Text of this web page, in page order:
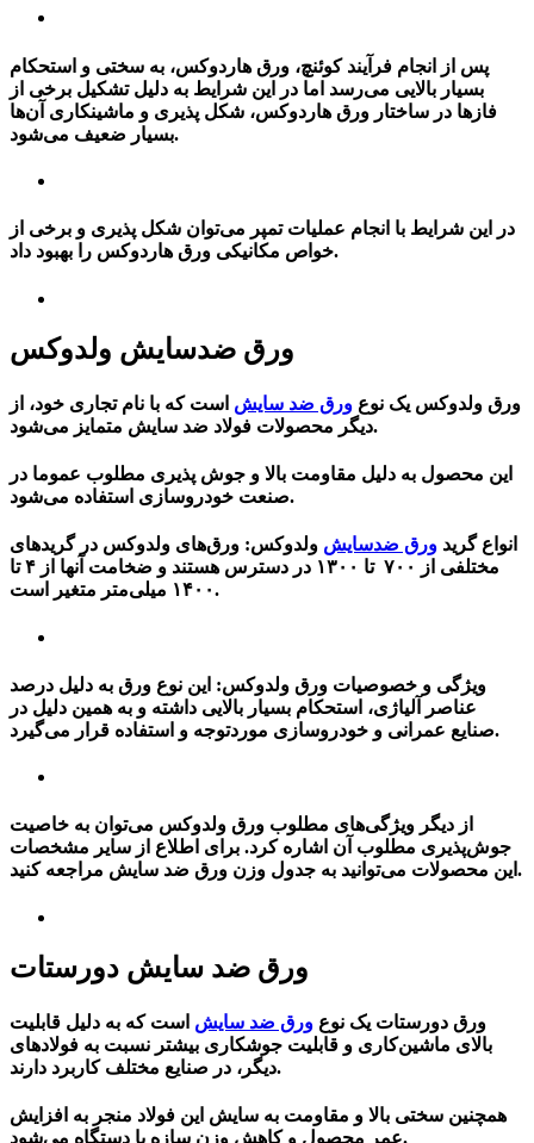
پس از انجام فرآیند کوئنچ، ورق هاردوکس، به سختی و استحکام
بسیار بالایی می‌رسد اما در این شرایط به دلیل تشکیل برخی از
فازها در ساختار ورق هاردوکس، شکل پذیری و ماشینکاری آن‌ها
بسیار ضعیف می‌شود.
در این شرایط با انجام عملیات تمپر می‌توان شکل پذیری و برخی از
خواص مکانیکی ورق هاردوکس را بهبود داد.
ورق ضدسایش ولدوکس
ورق ولدوکس یک نوع ورق ضد سایش است که با نام تجاری خود، از
دیگر محصولات فولاد ضد سایش متمایز می‌شود.
این محصول به دلیل مقاومت بالا و جوش پذیری مطلوب عموما در
صنعت خودروسازی استفاده می‌شود.
انواع گرید ورق ضدسایش ولدوکس: ورق‌های ولدوکس در گریدهای
مختلفی از ۷۰۰ تا ۱۳۰۰ در دسترس هستند و ضخامت آنها از ۴ تا
۱۴۰۰ میلی‌متر متغیر است.
ویژگی و خصوصیات ورق ولدوکس: این نوع ورق به دلیل درصد
عناصر آلیاژی، استحکام بسیار بالایی داشته و به همین دلیل در
صنایع عمرانی و خودروسازی موردتوجه و استفاده قرار می‌گیرد.
از دیگر ویژگی‌های مطلوب ورق ولدوکس می‌توان به خاصیت
جوش‌پذیری مطلوب آن اشاره کرد. برای اطلاع از سایر مشخصات
این محصولات می‌توانید به جدول وزن ورق ضد سایش مراجعه کنید.
ورق ضد سایش دورستات
ورق دورستات یک نوع ورق ضد سایش است که به دلیل قابلیت
بالای ماشین‌کاری و قابلیت جوشکاری بیشتر نسبت به فولادهای
دیگر، در صنایع مختلف کاربرد دارند.
همچنین سختی بالا و مقاومت به سایش این فولاد منجر به افزایش
عمر محصول و کاهش وزن سازه یا دستگاه می‌شود.